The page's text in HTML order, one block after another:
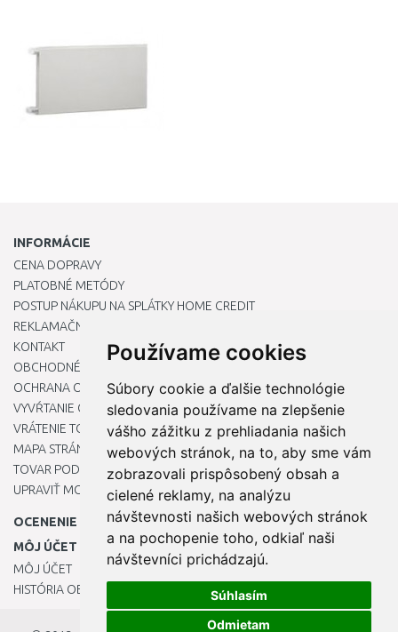
Používame cookies
Súbory cookie a ďalšie technológie
sledovania používame na zlepšenie
vášho zážitku z prehliadania našich
webových stránok, na to, aby sme vám
zobrazovali prispôsobený obsah a
cielené reklamy, na analýzu
návštevnosti našich webových stránok
a na pochopenie toho, odkiaľ naši
návštevníci prichádzajú.
Súhlasím
Odmietam
Porovnať
INFORMÁCIE
CENA DOPRAVY
PLATOBNÉ METÓDY
POSTUP NÁKUPU NA SPLÁTKY HOME CREDIT
REKLAMAČNÝ PORIADOK
KONTAKT
OBCHODNÉ PODMIENKY
OCHRANA OSOBNÝCH ÚDAJOV
VYVŔTANIE OTVORU DO DREZU PRE KUCHYNSKÚ BATÉRIU
VRÁTENIE TOVARU / REKLAMÁCIE
MAPA STRÁNOK
TOVAR PODĽA ZNAČIEK
UPRAVIŤ MOJE PREDVOĽBY COOKIES
OCENENIE
MÔJ ÚČET
MÔJ ÚČET
HISTÓRIA OBJEDNÁVOK